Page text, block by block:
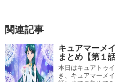
関連記事
キュアマーメ
まとめ【第１
本日はキュアトゥ
き、キュアマーメ